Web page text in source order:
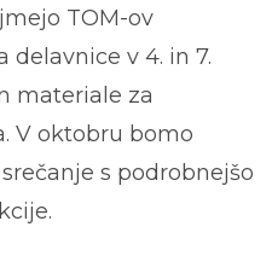
TOM-ov
v 4. in 7.
materiale za
V oktobru bomo
s podrobnejšo